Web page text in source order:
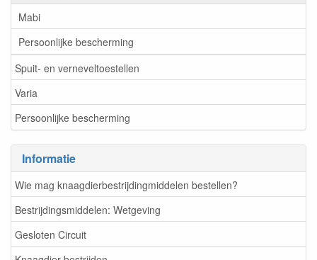
Mabi
Persoonlijke bescherming
Spuit- en verneveltoestellen
Varia
Persoonlijke bescherming
Informatie
Wie mag knaagdierbestrijdingmiddelen bestellen?
Bestrijdingsmiddelen: Wetgeving
Gesloten Circuit